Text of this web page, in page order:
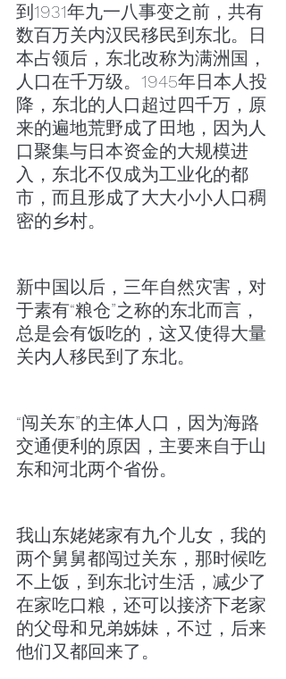
到1931年九一八事变之前，共有
数百万关内汉民移民到东北。日
本占领后，东北改称为满洲国，
人口在千万级。1945年日本人投
降，东北的人口超过四千万，原
来的遍地荒野成了田地，因为人
口聚集与日本资金的大规模进
入，东北不仅成为工业化的都
市，而且形成了大大小小人口稠
密的乡村。
新中国以后，三年自然灾害，对
于素有“粮仓”之称的东北而言，
总是会有饭吃的，这又使得大量
关内人移民到了东北。
“闯关东”的主体人口，因为海路
交通便利的原因，主要来自于山
东和河北两个省份。
我山东姥姥家有九个儿女，我的
两个舅舅都闯过关东，那时候吃
不上饭，到东北讨生活，减少了
在家吃口粮，还可以接济下老家
的父母和兄弟姊妹，不过，后来
他们又都回来了。